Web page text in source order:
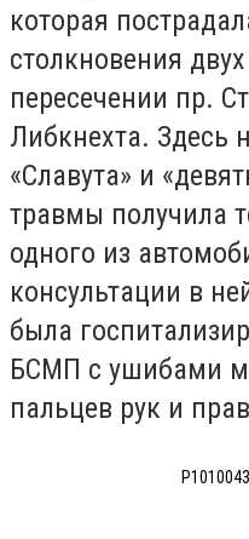
которая
столкновения
пересечении пр.
Либкнехта. Здесь
«Славута» и
травмы получила
одного из
консультации в
была
БСМП с ушибами
пальцев рук и